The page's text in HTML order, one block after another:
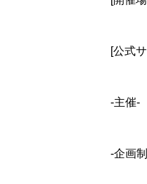
[公式
-主催-
-企画